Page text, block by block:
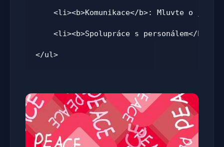
<li><b>Komunikace</b>: Mluvte o jeho
<li><b>Spolupráce s personálem</b>:
</ul>